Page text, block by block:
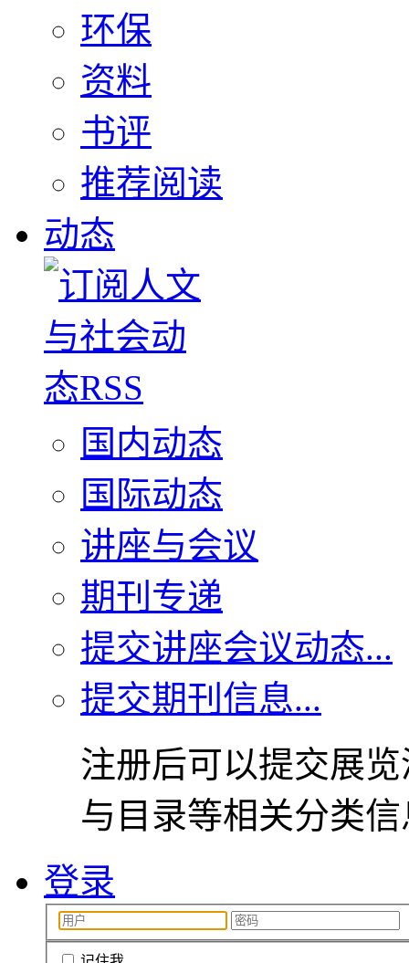
环保
资料
书评
推荐阅读
动态
国内动态
国际动态
讲座与会议
期刊专递
提交讲座会议动态...
提交期刊信息...
注册后可以提交展
与目录等相关分类
登录